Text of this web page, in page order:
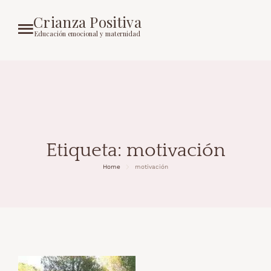
Crianza Positiva
Educación emocional y maternidad
Etiqueta: motivación
Home motivación